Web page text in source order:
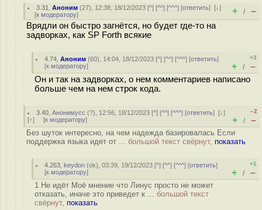
3.31 ,Аноним (27), 12:38, 18/12/2023 [^] [^^] [^^^] [ответить][↓]
[к модератору] + / –
Врядли он быстро загнётся, но будет где-то на
задворках, как SP Forth всякие
4.74 ,Аноним (60), 14:04, 18/12/2023 [^] [^^] [^^^] [ответить]
[к модератору]
+3
+ / –
Он и так на задворках, о нем комментариев написано
больше чем на нем строк кода.
3.40 ,Анонимусс (?), 12:56, 18/12/2023 [^] [^^] [^^^] [ответить][↓]
[↑] [к модератору]
–2
+ / –
Без шуток интересно, на чем надежда базировалась Если
поддержка языка идет от ... большой текст свёрнут, показать
4.263 ,keydon (ok), 03:39, 19/12/2023 [^] [^^] [^^^] [ответить]
[к модератору]
+1
+ / –
1 Не идёт Моё мнение что Линус просто не может
отказать, иначе это приведет к ... большой текст
свёрнут, показать